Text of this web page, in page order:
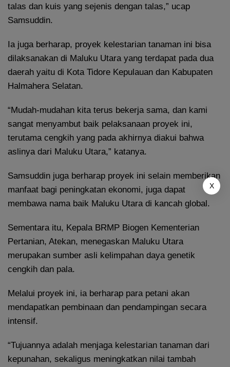
talas dan kuis yang sejenis dengan talas,” ucap
Samsuddin.
Ia juga berharap, proyek kelestarian tanaman ini bisa
dilaksanakan di Maluku Utara yang terdapat pada dua
daerah yaitu di Kota Tidore Kepulauan dan Kabupaten
Halmahera Selatan.
“Mudah-mudahan kita terus bekerja sama, dan kami
sangat menyambut baik pelaksanaan proyek ini,
terutama cengkih yang pada akhirnya diakui bahwa
aslinya dari Maluku Utara,” katanya.
Samsuddin juga berharap proyek ini selain memberikan
manfaat bagi peningkatan ekonomi, juga dapat
membawa nama baik Maluku Utara di kancah global.
Sementara itu, Kepala BRMP Biogen Kementerian
Pertanian, Atekan, menegaskan Maluku Utara
merupakan sumber asli kelimpahan daya genetik
cengkih dan pala.
Melalui proyek ini, ia berharap para petani akan
mendapatkan pembinaan dan pendampingan secara
intensif.
“Tujuannya adalah menjaga kelestarian tanaman dari
kepunahan, sekaligus meningkatkan nilai tambah
X